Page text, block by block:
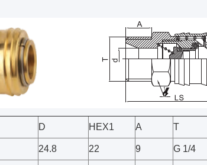
D HEX1 A T
24.8 22 9 G 1/4